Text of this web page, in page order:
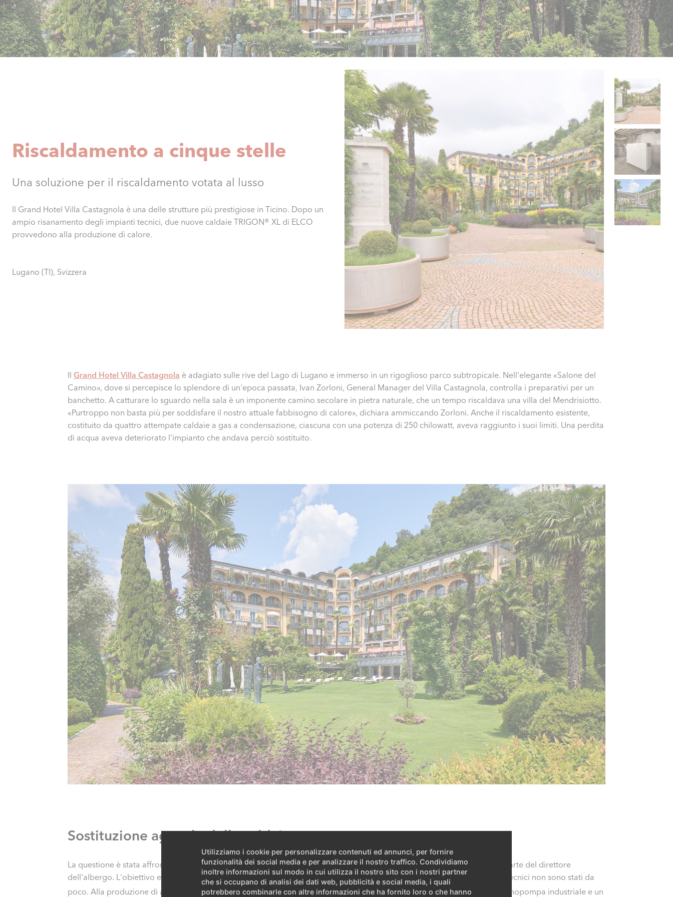
Utilizziamo i cookie per personalizzare contenuti ed annunci, per fornire
funzionalità dei social media e per analizzare il nostro traffico. Condividiamo
inoltre informazioni sul modo in cui utilizza il nostro sito con i nostri partner
che si occupano di analisi dei dati web, pubblicità e social media, i quali
potrebbero combinarle con altre informazioni che ha fornito loro o che hanno
Riscaldamento a cinque stelle
Una soluzione per il riscaldamento votata al lusso
Il Grand Hotel Villa Castagnola è una delle strutture più prestigiose in Ticino. Dopo un
ampio risanamento degli impianti tecnici, due nuove caldaie TRIGON® XL di ELCO
provvedono alla produzione di calore.
Lugano (TI), Svizzera
Il Grand Hotel Villa Castagnola è adagiato sulle rive del Lago di Lugano e immerso in un rigoglioso parco subtropicale. Nell'elegante «Salone del
Camino», dove si percepisce lo splendore di un'epoca passata, Ivan Zorloni, General Manager del Villa Castagnola, controlla i preparativi per un
banchetto. A catturare lo sguardo nella sala è un imponente camino secolare in pietra naturale, che un tempo riscaldava una villa del Mendrisiotto.
«Purtroppo non basta più per soddisfare il nostro attuale fabbisogno di calore», dichiara ammiccando Zorloni. Anche il riscaldamento esistente,
costituito da quattro attempate caldaie a gas a condensazione, ciascuna con una potenza di 250 chilowatt, aveva raggiunto i suoi limiti. Una perdita
di acqua aveva deteriorato l'impianto che andava perciò sostituito.
Sostituzione agevole delle caldaie
La questione è stata affrontata con la messa a punto di un nuovo progetto per l'intera produzione di calore e freddo da parte del direttore
dell'albergo. L'obiettivo era ridurre sensibilmente le emissioni di CO2 e il consumo di gas. Gli investimenti negli impianti tecnici non sono stati da
poco. Alla produzione di acqua calda e al riscaldamento delle piscine non provvedono più le caldaie e gas, bensì una termopompa industriale e un